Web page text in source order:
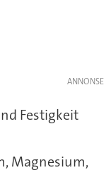
Festigkeit
Magnesium,